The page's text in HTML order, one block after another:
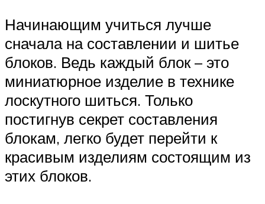
Начинающим учиться лучше
сначала на составлении и шитье
блоков. Ведь каждый блок – это
миниатюрное изделие в технике
лоскутного шиться. Только
постигнув секрет составления
блокам, легко будет перейти к
красивым изделиям состоящим из
этих блоков.